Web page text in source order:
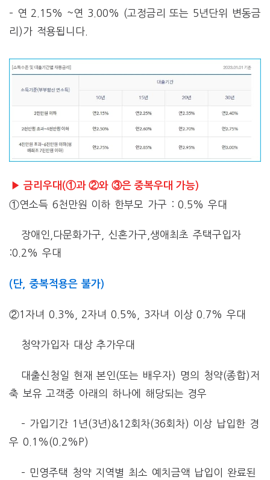
– 연 2.15% ~연 3.00% (고정금리 또는 5년단위 변동금
리)가 적용됩니다.
▶ 금리우대(①과 ②와 ③은 중복우대 가능)
①연소득 6천만원 이하 한부모 가구 : 0.5% 우대
장애인,다문화가구, 신혼가구,생애최초 주택구입자
:0.2% 우대
(단, 중복적용은 불가)
②1자녀 0.3%, 2자녀 0.5%, 3자녀 이상 0.7% 우대
청약가입자 대상 추가우대
대출신청일 현재 본인(또는 배우자) 명의 청약(종합)저
축 보유 고객중 아래의 하나에 해당되는 경우
– 가입기간 1년(3년)&12회차(36회차) 이상 납입한 경
우 0.1%(0.2%P)
– 민영주택 청약 지역별 최소 예치금액 납입이 완료된